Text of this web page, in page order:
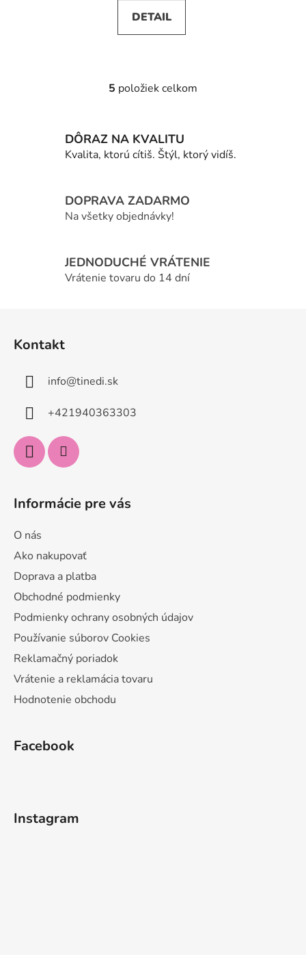
DETAIL
O
á
d
i
e
v
k
5 položiek celkom
DÔRAZ NA KVALITU
Kvalita, ktorú cítiš. Štýl, ktorý vidíš.
DOPRAVA ZADARMO
Na všetky objednávky!
JEDNODUCHÉ VRÁTENIE
Vrátenie tovaru do 14 dní
Kontakt
info@tinedi.sk
+421940363303
Informácie pre vás
O nás
Ako nakupovať
Doprava a platba
Obchodné podmienky
Podmienky ochrany osobných údajov
Používanie súborov Cookies
Reklamačný poriadok
Vrátenie a reklamácia tovaru
Hodnotenie obchodu
Facebook
Instagram